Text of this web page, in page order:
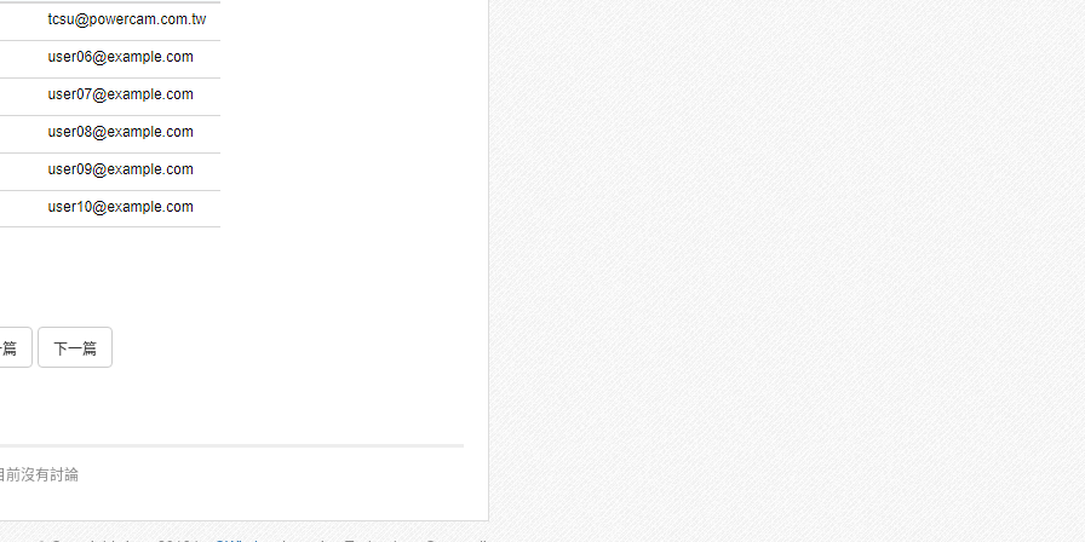
下一篇
前沒有討論